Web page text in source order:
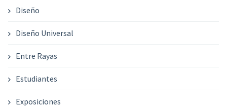
Diseño
Diseño Universal
Entre Rayas
Estudiantes
Exposiciones